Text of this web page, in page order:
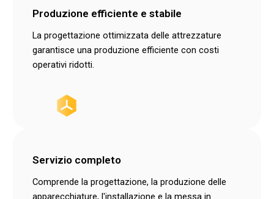
Produzione efficiente e stabile
La progettazione ottimizzata delle attrezzature
garantisce una produzione efficiente con costi
operativi ridotti.
Servizio completo
Comprende la progettazione, la produzione delle